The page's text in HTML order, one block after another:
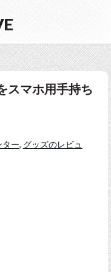
スマホ用手持ち
ター, グッズのレビュ